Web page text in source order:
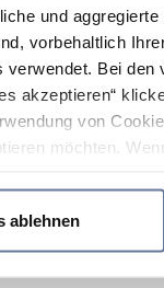
und
vorbehaltlich
verwendet. Bei
akzeptieren“
von
möchten.
ablehnen